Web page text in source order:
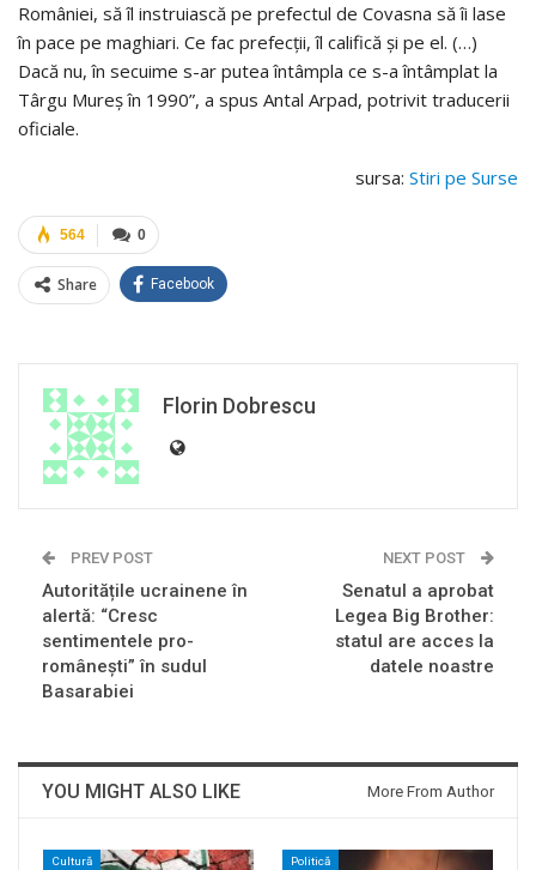
României, să îl instruiască pe prefectul de Covasna să îi lase
în pace pe maghiari. Ce fac prefecţii, îl califică şi pe el. (…)
Dacă nu, în secuime s-ar putea întâmpla ce s-a întâmplat la
Târgu Mureş în 1990”, a spus Antal Arpad, potrivit traducerii
oficiale.
sursa: Stiri pe Surse
0
564
Share Facebook
Florin Dobrescu
PREV POST
Autoritățile ucrainene în
alertă: “Cresc
sentimentele pro-
românești” în sudul
Basarabiei
NEXT POST
Senatul a aprobat
Legea Big Brother:
statul are acces la
datele noastre
YOU MIGHT ALSO LIKE More From Author
Cultură Politică